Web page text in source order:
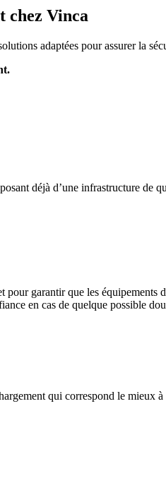
chez Vinca
adaptées pour assurer la
déjà d’une infrastructure de
garantir que les équipements
en cas de quelque possible
qui correspond le mieux à